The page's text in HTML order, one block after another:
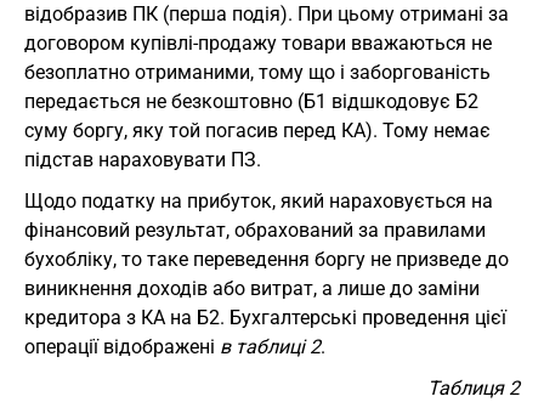
відобразив ПК (перша подія). При цьому отримані за
договором купівлі-продажу товари вважаються не
безоплатно отриманими, тому що і заборгованість
передається не безкоштовно (Б1 відшкодовує Б2
суму боргу, яку той погасив перед КА). Тому немає
підстав нараховувати ПЗ.
Щодо податку на прибуток, який нараховується на
фінансовий результат, обрахований за правилами
бухобліку, то таке переведення боргу не призведе до
виникнення доходів або витрат, а лише до заміни
кредитора з КА на Б2. Бухгалтерські проведення цієї
операції відображені в таблиці 2.
Таблиця 2